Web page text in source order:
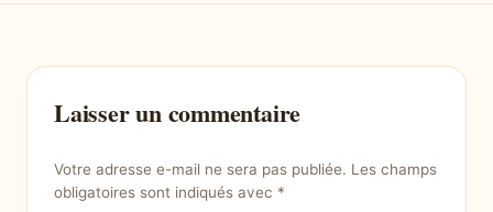
Laisser un commentaire
Votre adresse e-mail ne sera pas publiée. Les champs
obligatoires sont indiqués avec *